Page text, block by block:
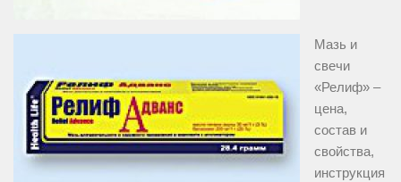
Мазь и
свечи
«Релиф» –
цена,
состав и
свойства,
инструкция